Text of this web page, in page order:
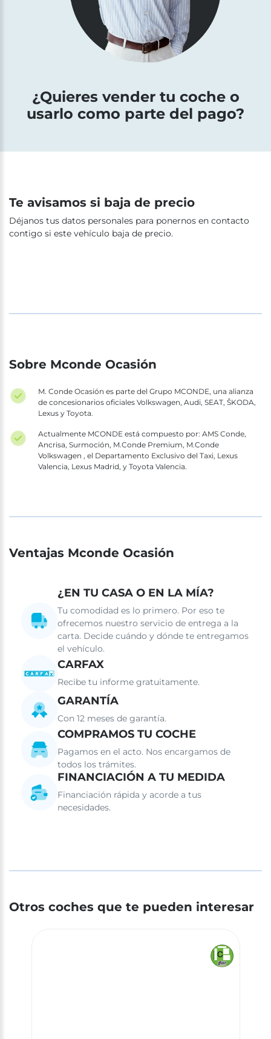
¿Quieres vender tu coche o
usarlo como parte del pago?
Te avisamos si baja de precio
Déjanos tus datos personales para ponernos en contacto
contigo si este vehículo baja de precio.
Sobre Mconde Ocasión
M. Conde Ocasión es parte del Grupo MCONDE, una alianza
de concesionarios oficiales Volkswagen, Audi, SEAT, ŠKODA,
Lexus y Toyota.
Actualmente MCONDE está compuesto por: AMS Conde,
Ancrisa, Surmoción, M.Conde Premium, M.Conde
Volkswagen , el Departamento Exclusivo del Taxi, Lexus
Valencia, Lexus Madrid, y Toyota Valencia.
Ventajas Mconde Ocasión
¿EN TU CASA O EN LA MÍA?
Tu comodidad es lo primero. Por eso te
ofrecemos nuestro servicio de entrega a la
carta. Decide cuándo y dónde te entregamos
el vehículo.
CARFAX
Recibe tu informe gratuitamente.
GARANTÍA
Con 12 meses de garantía.
COMPRAMOS TU COCHE
Pagamos en el acto. Nos encargamos de
todos los trámites.
FINANCIACIÓN A TU MEDIDA
Financiación rápida y acorde a tus
necesidades.
Otros coches que te pueden interesar